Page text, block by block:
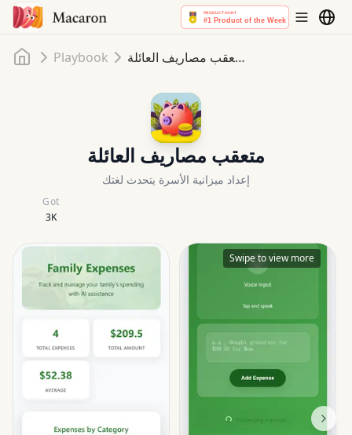
HomePlaybook متعقب مصاريف العائلة
متعقب مصاريف العائلة
إعداد ميزانية الأسرة يتحدث لغتك
Got
3K
Swipe to view more